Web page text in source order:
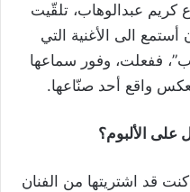
كريم عبدالوهاب، تلقّيت
الى الأغنية التي
ففعلت، وفور سماعها
تعكس واقع أحد صنّاعها.
على الألبوم؟
كنت قد اشتريتها من الفنان